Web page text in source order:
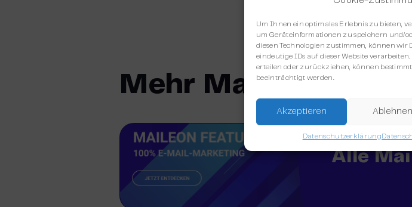
Um Ihnen ein optimales Erlebnis zu bieten,
um Geräteinformationen zu speichern und/
diesen Technologien zustimmen, können wir
eindeutige IDs auf dieser Website
erteilen oder zurückziehen, können
beeinträchtigt werden.
Akzeptieren Ablehnen
Datenschutzerklärung
Mehr Maileon
Alle